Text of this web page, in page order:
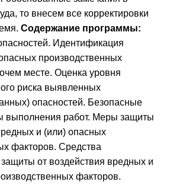
то внесем все корректировки
Содержание программы:
Идентификация
производственных
месте. Оценка уровня
риска выявленных
опасностей. Безопасные
выполнения работ. Меры защиты
и (или) опасных
факторов. Средства
от воздействия вредных и
факторов.